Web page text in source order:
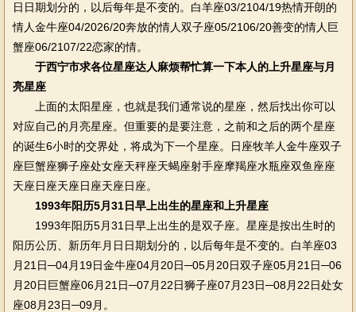
日日期划分的，以后每年是不变的。白羊座03/2104/19热情开朗的
情人金牛座04/2026/20奔放的情人双子座05/2106/20善变的情人巨
蟹座06/2107/22恋家的情。
于西宁市求各位星座达人麻烦帮忙算一下本人的上升星座与月
亮星座
上面的太阳星座，也就是我们通常说的星座，然后找出你可以
对应自己的月亮星座。但重要的是要注意，之前和之后的两个星座
的诞生6小时的交界处，将成为下一个星座。日座牧羊人金牛座双子
座巨蟹座狮子座处女座天秤座天蝎座射手座摩羯座水瓶座双鱼座座
天座日座天座日座天座日座。
1993年阳历5月31日早上出生的星座和上升星座
1993年阳历5月31日早上出生的是双子座。星座是按出生时的
阳历公历、新历年月日日期划分的，以后每年是不变的。白羊座03
月21日─04月19日金牛座04月20日─05月20日双子座05月21日─06
月20日巨蟹座06月21日─07月22日狮子座07月23日─08月22日处女
座08月23日─09月。